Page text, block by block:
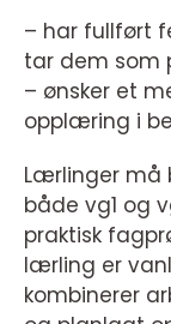
– har fullført
tar dem som
– ønsker et
opplæring i
Lærlinger må
både vg1 og
praktisk
lærling er
kombinerer